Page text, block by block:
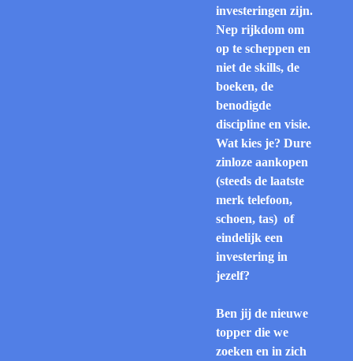
investeringen zijn.
Nep rijkdom om
op te scheppen en
niet de skills, de
boeken, de
benodigde
discipline en visie.
Wat kies je? Dure
zinloze aankopen
(steeds de laatste
merk telefoon,
schoen, tas) of
eindelijk een
investering in
jezelf?
Ben jij de nieuwe
topper die we
zoeken en in zich